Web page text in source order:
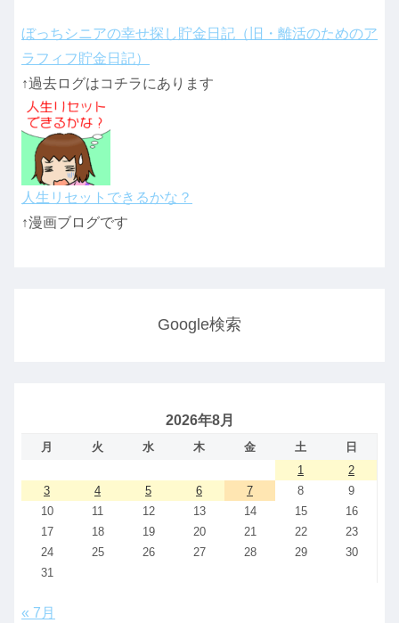
ぼっちシニアの幸せ探し貯金日記（旧・離活のためのア
ラフィフ貯金日記）
↑過去ログはコチラにあります
人生リセットできるかな？
↑漫画ブログです
Google検索
2026年8月
月 火 水 木 金 土
日
1
2
3
4 5 6 7 8
9
10
11 12 13 14 15
16
17
18 19 20 21 22
23
24
25 26 27 28 29
30
31
« 7月